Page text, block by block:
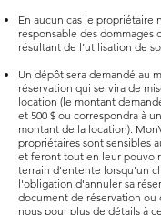
En aucun cas le propriétaire
responsable des dommages
résultant de l’utilisation de
Un dépôt sera demandé au
réservation qui servira de
location (le montant
et 500 $ ou correspondra à
montant de la location).
propriétaires sont sensibles
et feront tout en leur
terrain d'entente lorsqu'un
l'obligation d'annuler sa
document de réservation ou
nous pour plus de détails à